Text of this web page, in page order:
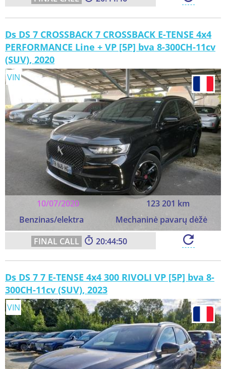
Ds DS 7 CROSSBACK 7 CROSSBACK E-TENSE 4x4
PERFORMANCE Line + VP [5P] bva 8-300CH-11cv
(SUV), 2020
10/07/2020
123 201 km
Benzinas/elektra
Mechaninė pavarų dėžė
VIN
20:44:48
Ds DS 7 7 E-TENSE 4x4 300 RIVOLI VP [5P] bva 8-
300CH-11cv (SUV), 2023
VIN